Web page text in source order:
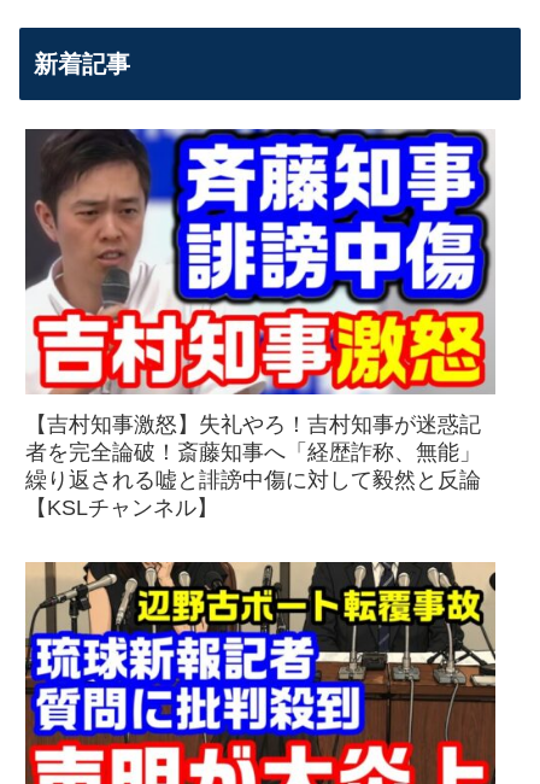
新着記事
【吉村知事激怒】失礼やろ！吉村知事が迷惑記
者を完全論破！斎藤知事へ「経歴詐称、無能」
繰り返される嘘と誹謗中傷に対して毅然と反論
【KSLチャンネル】